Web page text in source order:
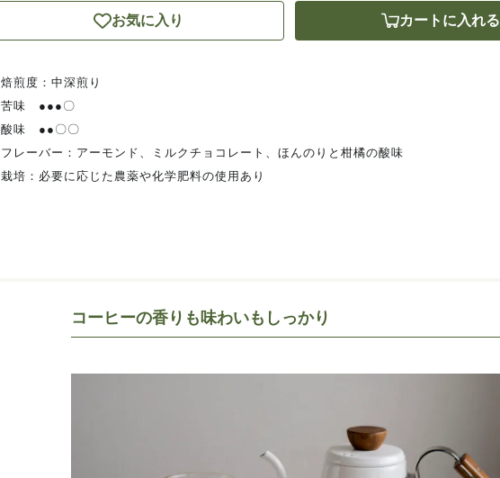
お気に入り カートに入れる
焙煎度：中深煎り
苦味 ●●●〇
酸味 ●●〇〇
フレーバー：アーモンド、ミルクチョコレート、ほんのりと柑橘の酸味
栽培：必要に応じた農薬や化学肥料の使用あり
コーヒーの香りも味わいもしっかり